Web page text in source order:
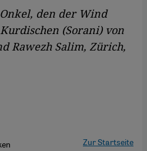
den der Wind
(Sorani) von
Rawezh Salim, Zürich,
Zur Startseite